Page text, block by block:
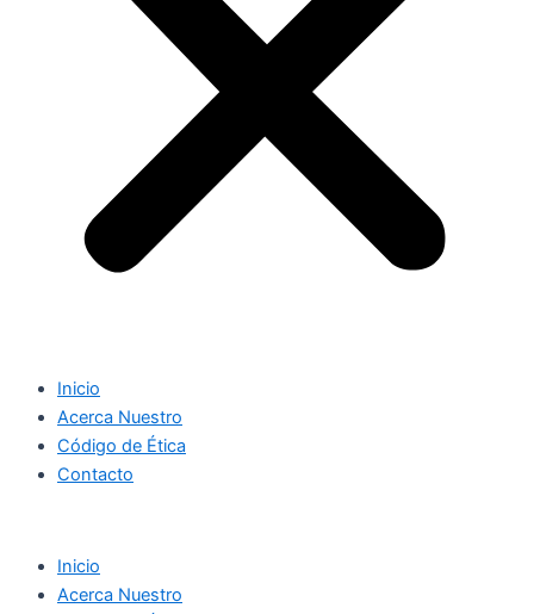
Inicio
Acerca Nuestro
Código de Ética
Contacto
Inicio
Acerca Nuestro